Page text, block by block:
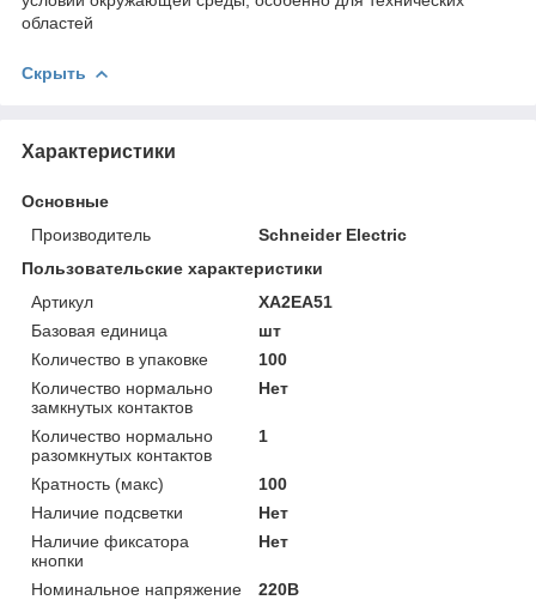
областей
Скрыть
Характеристики
Основные
Производитель
Schneider Electric
Пользовательские характеристики
Артикул
XA2EA51
Базовая единица
шт
Количество в упаковке
100
Количество нормально
замкнутых контактов
Нет
Количество нормально
разомкнутых контактов
1
Кратность (макс)
100
Наличие подсветки
Нет
Наличие фиксатора
кнопки
Нет
Номинальное напряжение
220В